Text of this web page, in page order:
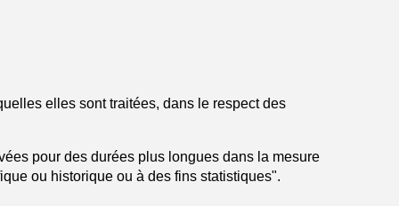
elles sont traitées, dans le respect des
pour des durées plus longues dans la mesure
ou historique ou à des fins statistiques".